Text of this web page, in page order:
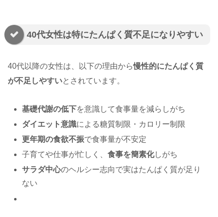
40代女性は特にたんぱく質不足になりやすい
40代以降の女性は、以下の理由から慢性的にたんぱく質
が不足しやすいとされています。
基礎代謝の低下を意識して食事量を減らしがち
ダイエット意識による糖質制限・カロリー制限
更年期の食欲不振で食事量が不安定
子育てや仕事が忙しく、食事を簡素化しがち
サラダ中心のヘルシー志向で実はたんぱく質が足り
ない